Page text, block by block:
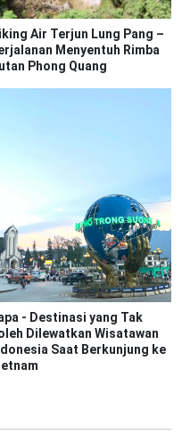
Air Terjun Lung Pang –
Menyentuh Rimba
Phong Quang
- Destinasi yang Tak
Dilewatkan Wisatawan
Saat Berkunjung ke